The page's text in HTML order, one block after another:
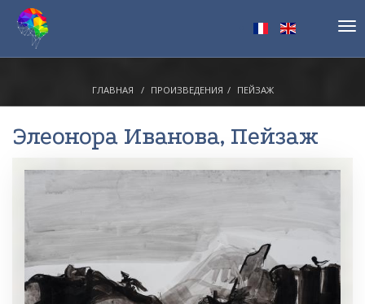
ГЛАВНАЯ ПРОИЗВЕДЕНИЯ ПЕЙЗАЖ
Элеонора Иванова, Пейзаж